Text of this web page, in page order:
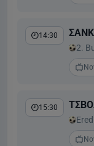
14:30
2.
15:30